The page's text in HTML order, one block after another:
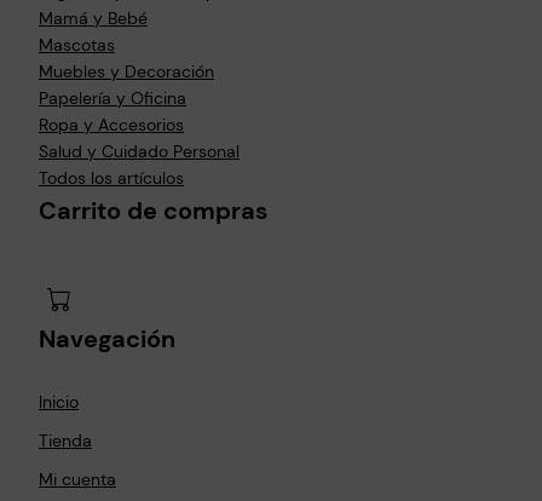
Mamá y Bebé
Mascotas
Muebles y Decoración
Papelería y Oficina
Ropa y Accesorios
Salud y Cuidado Personal
Todos los artículos
Carrito de compras
Navegación
Inicio
Tienda
Mi cuenta